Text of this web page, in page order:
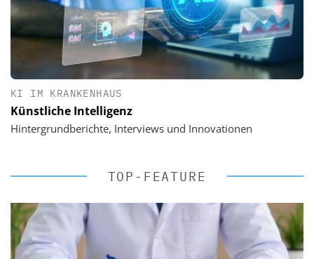
KI IM KRANKENHAUS
Künstliche Intelligenz
Hintergrundberichte, Interviews und Innovationen
TOP-FEATURE